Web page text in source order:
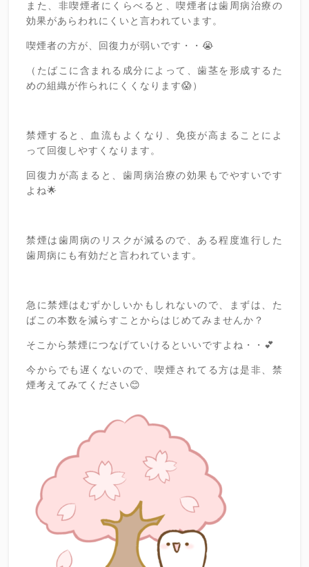
また、非喫煙者にくらべると、喫煙者は歯周病治療の
効果があらわれにくいと言われています。
喫煙者の方が、回復力が弱いです・・😭
（たばこに含まれる成分によって、歯茎を形成するた
めの組織が作られにくくなります😱）
禁煙すると、血流もよくなり、免疫が高まることによ
って回復しやすくなります。
回復力が高まると、歯周病治療の効果もでやすいです
よね🌟
禁煙は歯周病のリスクが減るので、ある程度進行した
歯周病にも有効だと言われています。
急に禁煙はむずかしいかもしれないので、まずは、た
ばこの本数を減らすことからはじめてみませんか？
そこから禁煙につなげていけるといいですよね・・💕
今からでも遅くないので、喫煙されてる方は是非、禁
煙考えてみてください😊